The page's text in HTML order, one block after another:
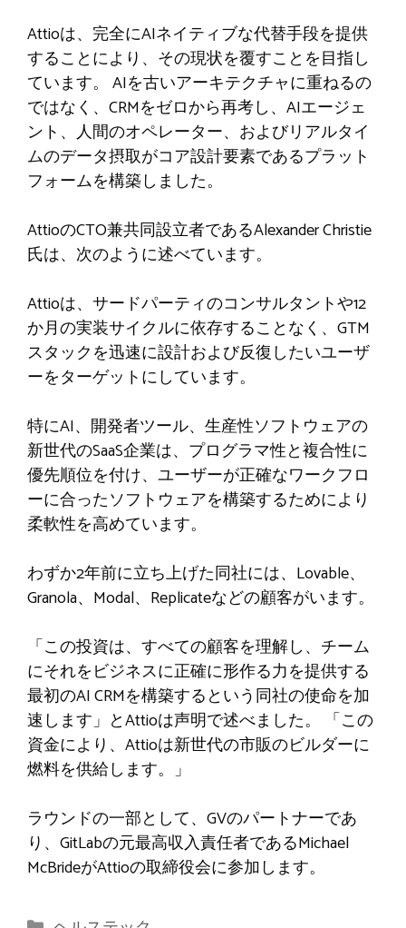
Attioは、完全にAIネイティブな代替手段を提供
することにより、その現状を覆すことを目指し
ています。 AIを古いアーキテクチャに重ねるの
ではなく、CRMをゼロから再考し、AIエージェ
ント、人間のオペレーター、およびリアルタイ
ムのデータ摂取がコア設計要素であるプラット
フォームを構築しました。
AttioのCTO兼共同設立者であるAlexander Christie
氏は、次のように述べています。
Attioは、サードパーティのコンサルタントや12
か月の実装サイクルに依存することなく、GTM
スタックを迅速に設計および反復したいユーザ
ーをターゲットにしています。
特にAI、開発者ツール、生産性ソフトウェアの
新世代のSaaS企業は、プログラマ性と複合性に
優先順位を付け、ユーザーが正確なワークフロ
ーに合ったソフトウェアを構築するためにより
柔軟性を高めています。
わずか2年前に立ち上げた同社には、Lovable、
Granola、Modal、Replicateなどの顧客がいます。
「この投資は、すべての顧客を理解し、チーム
にそれをビジネスに正確に形作る力を提供する
最初のAI CRMを構築するという同社の使命を加
速します」とAttioは声明で述べました。 「この
資金により、Attioは新世代の市販のビルダーに
燃料を供給します。」
ラウンドの一部として、GVのパートナーであ
り、GitLabの元最高収入責任者であるMichael
McBrideがAttioの取締役会に参加します。